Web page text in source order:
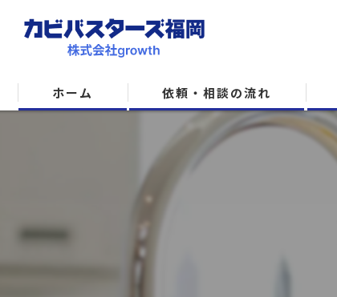
ホーム 依頼・相談の流れ